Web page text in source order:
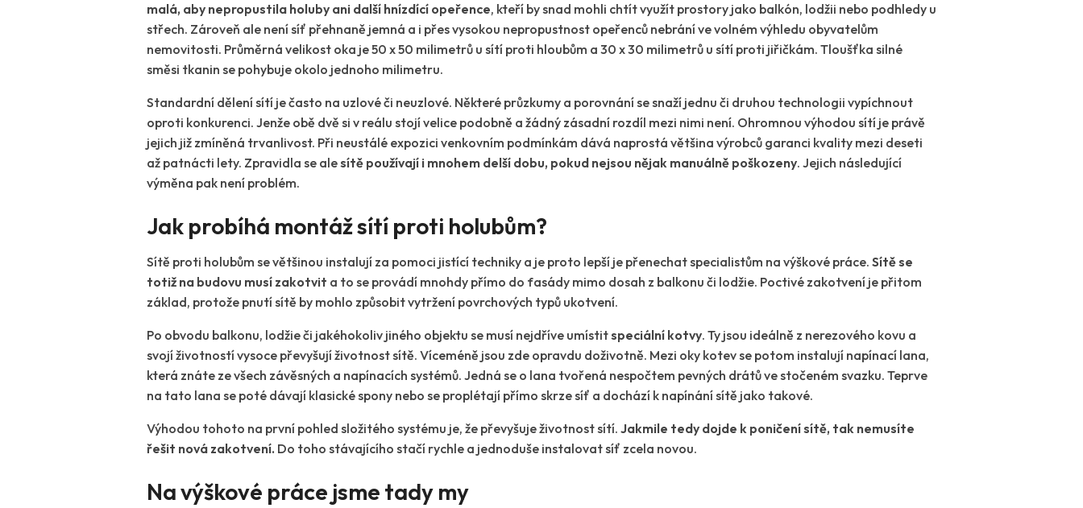
malá, aby nepropustila holuby ani další hnízdící opeřence, kteří by snad mohli chtít využít prostory jako balkón, lodžii nebo podhledy u
střech. Zároveň ale není síť přehnaně jemná a i přes vysokou nepropustnost opeřenců nebrání ve volném výhledu obyvatelům
nemovitosti. Průměrná velikost oka je 50 x 50 milimetrů u sítí proti hloubům a 30 x 30 milimetrů u sítí proti jiřičkám. Tloušťka silné
směsi tkanin se pohybuje okolo jednoho milimetru.
Standardní dělení sítí je často na uzlové či neuzlové. Některé průzkumy a porovnání se snaží jednu či druhou technologii vypíchnout
oproti konkurenci. Jenže obě dvě si v reálu stojí velice podobně a žádný zásadní rozdíl mezi nimi není. Ohromnou výhodou sítí je právě
jejich již zmíněná trvanlivost. Při neustálé expozici venkovním podmínkám dává naprostá většina výrobců garanci kvality mezi deseti
až patnácti lety. Zpravidla se alesítě používají i mnohem delší dobu, pokud nejsou nějak manuálně poškozeny. Jejich následující
výměna pak není problém.
Jak probíhá montáž sítí proti holubům?
Sítě proti holubům se většinou instalují za pomoci jistící techniky a je proto lepší je přenechat specialistům na výškové práce. Sítě se
totiž na budovu musí zakotvit a to se provádí mnohdy přímo do fasády mimo dosah z balkonu či lodžie. Poctivé zakotvení je přitom
základ, protože pnutí sítě by mohlo způsobit vytržení povrchových typů ukotvení.
Po obvodu balkonu, lodžie či jakéhokoliv jiného objektu se musí nejdříve umístitspeciální kotvy. Ty jsou ideálně z nerezového kovu a
svojí životností vysoce převyšují životnost sítě. Víceméně jsou zde opravdu doživotně. Mezi oky kotev se potom instalují napínací lana,
která znáte ze všech závěsných a napínacích systémů. Jedná se o lana tvořená nespočtem pevných drátů ve stočeném svazku. Teprve
na tato lana se poté dávají klasické spony nebo se proplétají přímo skrze síť a dochází k napínání sítě jako takové.
Výhodou tohoto na první pohled složitého systému je, že převyšuje životnost sítí. Jakmile tedy dojde k poničení sítě, tak nemusíte
řešit nová zakotvení. Do toho stávajícího stačí rychle a jednoduše instalovat síť zcela novou.
Na výškové práce jsme tady my